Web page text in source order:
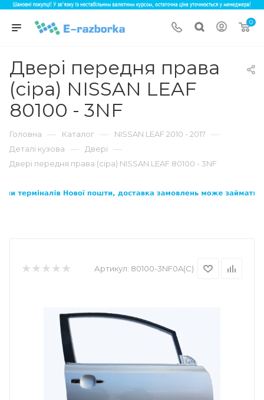
0
Двері передня права
(сіра) NISSAN LEAF
80100 - 3NF
Головна — Каталог — NISSAN LEAF 2010 - 2017 —
Деталі кузова — Двері —
Двері передня права (сіра) NISSAN LEAF 80100 - 3NF
Артикул: 80100-3NF0A(С)